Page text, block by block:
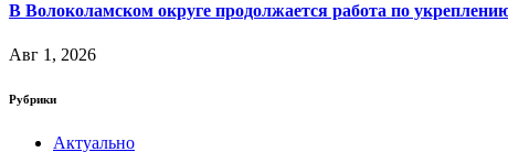
В Волоколамском округе продолжается работа по
Авг 1, 2026
Рубрики
Актуально